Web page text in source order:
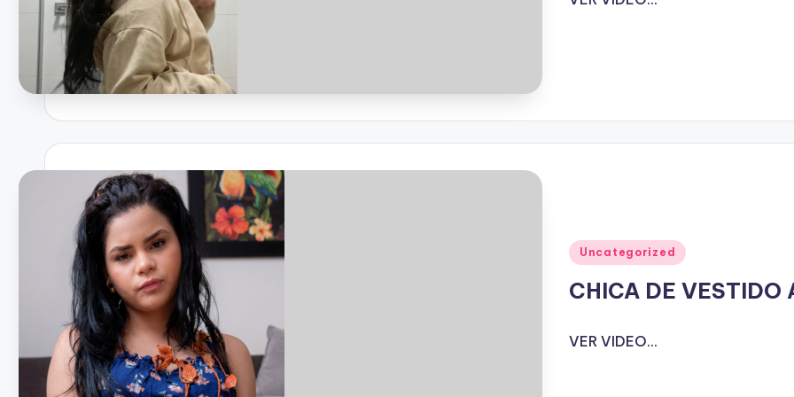
Publicado
Uncategorized
CHICA DE VESTIDO
VER VIDEO...